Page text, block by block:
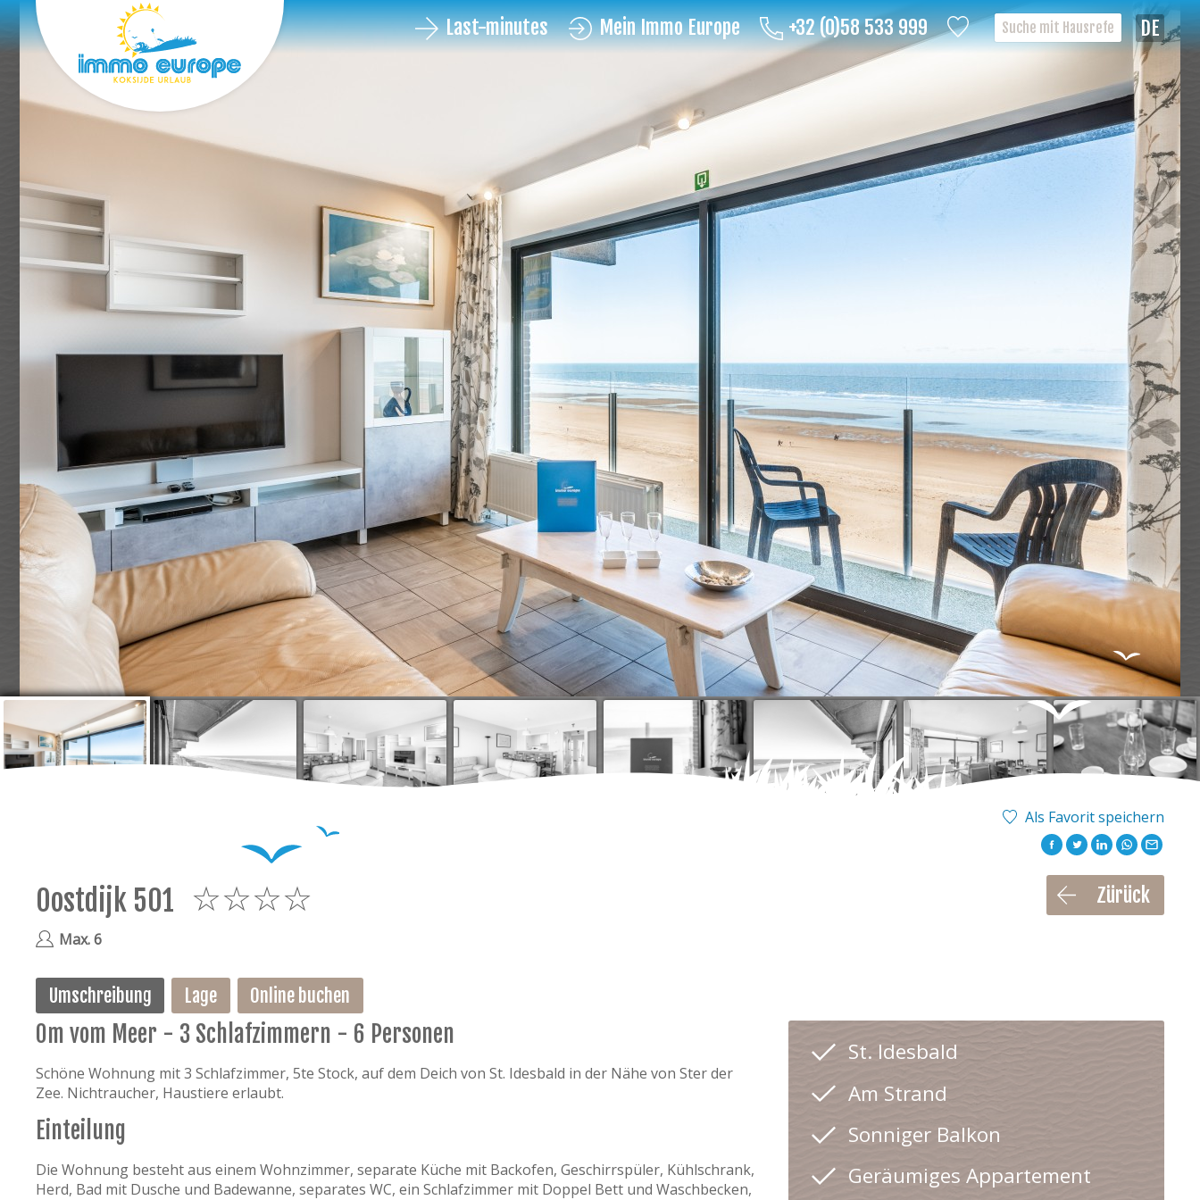
Deutsch
+32 (0)58 533 999
Mein Immo Europe
Last-minutes
Als Favorit speichern
Zürück
Oostdijk 501
Max. 6
Umschreibung Lage Online buchen
0m vom Meer - 3 Schlafzimmern - 6 Personen
Schöne Wohnung mit 3 Schlafzimmer, 5te Stock, auf dem Deich von St. Idesbald in der Nähe von Ster der
Zee. Nichtraucher, Haustiere erlaubt.
Einteilung
Die Wohnung besteht aus einem Wohnzimmer, separate Küche mit Backofen, Geschirrspüler, Kühlschrank,
Herd, Bad mit Dusche und Badewanne, separates WC, ein Schlafzimmer mit Doppel Bett und Waschbecken,
St. Idesbald
Am Strand
Sonniger Balkon
Geräumiges Appartement